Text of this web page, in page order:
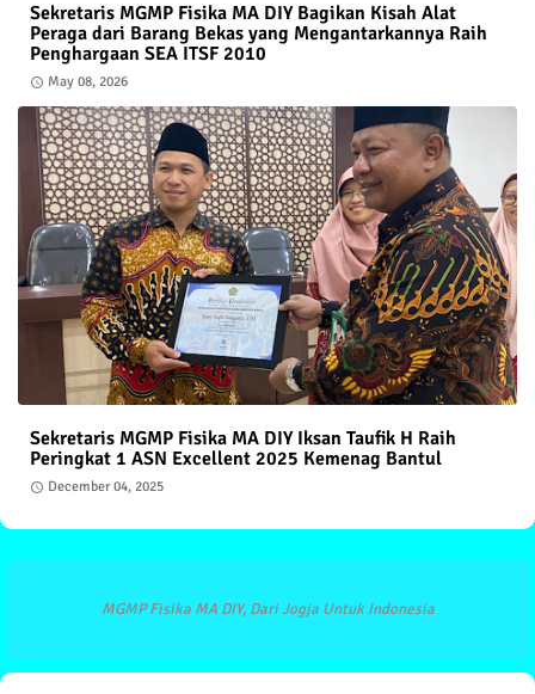
Sekretaris MGMP Fisika MA DIY Bagikan Kisah Alat
Peraga dari Barang Bekas yang Mengantarkannya Raih
Penghargaan SEA ITSF 2010
May 08, 2026
Sekretaris MGMP Fisika MA DIY Iksan Taufik H Raih
Peringkat 1 ASN Excellent 2025 Kemenag Bantul
December 04, 2025
MGMP Fisika MA DIY, Dari Jogja Untuk Indonesia